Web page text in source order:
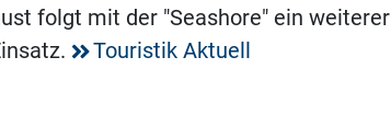
folgt mit der "Seashore" ein weiterer
Touristik Aktuell